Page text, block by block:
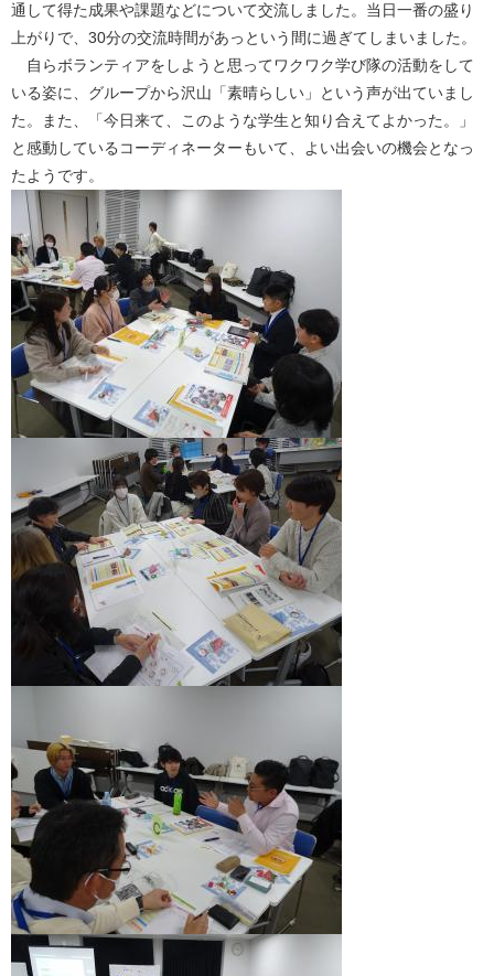
通して得た成果や課題などについて交流しました。当日一番の盛り
上がりで、30分の交流時間があっという間に過ぎてしまいました。
自らボランティアをしようと思ってワクワク学び隊の活動をして
いる姿に、グループから沢山「素晴らしい」という声が出ていまし
た。また、「今日来て、このような学生と知り合えてよかった。」
と感動しているコーディネーターもいて、よい出会いの機会となっ
たようです。​